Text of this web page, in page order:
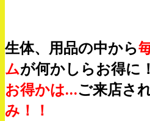
生体、用品の中から
ムが何かしらお得に
お得かは…ご来店さ
み！！